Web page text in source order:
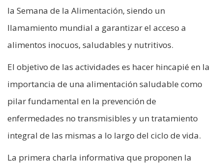
la Semana de la Alimentación, siendo un
llamamiento mundial a garantizar el acceso a
alimentos inocuos, saludables y nutritivos.
El objetivo de las actividades es hacer hincapié en la
importancia de una alimentación saludable como
pilar fundamental en la prevención de
enfermedades no transmisibles y un tratamiento
integral de las mismas a lo largo del ciclo de vida.
La primera charla informativa que proponen la